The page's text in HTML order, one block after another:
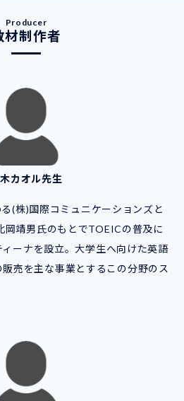
材制作者
カオル先生
(株)国際コミュニケーションズと
靖男氏のもとでTOEICの普及に
ーナを設立。大学生へ向けた英語
売を主な事業とするこの分野のス